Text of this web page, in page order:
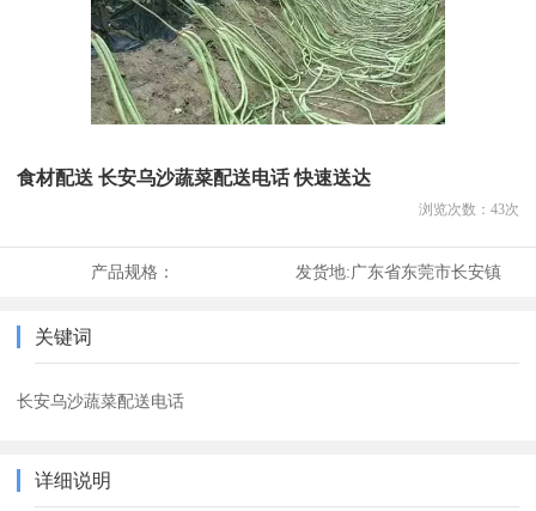
食材配送 长安乌沙蔬菜配送电话 快速送达
浏览次数： 43次
产品规格： 发货地:广东省东莞市长安镇
关键词
长安乌沙蔬菜配送电话
详细说明